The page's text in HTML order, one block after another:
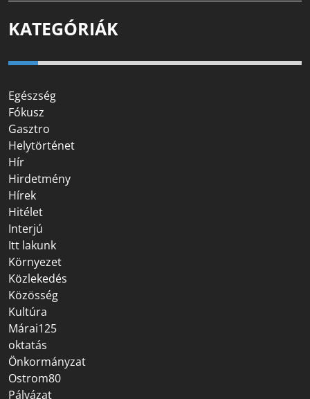
KATEGÓRIÁK
Egészség
Fókusz
Gasztro
Helytörténet
Hír
Hirdetmény
Hírek
Hitélet
Interjú
Itt lakunk
Környezet
Közlekedés
Közösség
Kultúra
Márai125
oktatás
Önkormányzat
Ostrom80
Pályázat